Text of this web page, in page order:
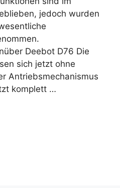
jedoch wurden
Deebot D76 Die
sich jetzt ohne
Antriebsmechanismus
komplett …